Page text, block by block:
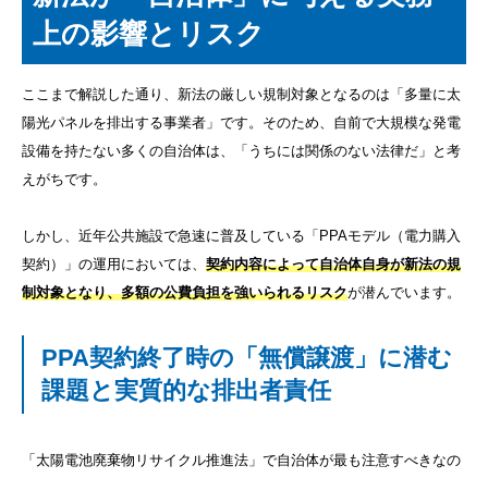
上の影響とリスク
ここまで解説した通り、新法の厳しい規制対象となるのは「多量に太
陽光パネルを排出する事業者」です。そのため、自前で大規模な発電
設備を持たない多くの自治体は、「うちには関係のない法律だ」と考
えがちです。
しかし、近年公共施設で急速に普及している「PPAモデル（電力購入
契約）」の運用においては、 契約内容によって自治体自身が新法の規
制対象となり、多額の公費負担を強いられるリスクが潜んでいます。
PPA契約終了時の「無償譲渡」に潜む
課題と実質的な排出者責任
「太陽電池廃棄物リサイクル推進法」で自治体が最も注意すべきなの